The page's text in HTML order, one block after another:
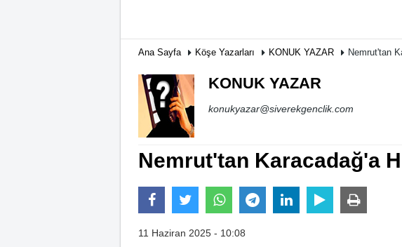
Ana Sayfa Köşe Yazarları KONUK YAZAR Nemrut'tan
KONUK YAZAR
konukyazar@siverekgenclik.com
Nemrut'tan Karacadağ'a
11 Haziran 2025 - 10:08